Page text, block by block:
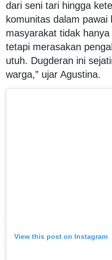
dari seni tari hingga
komunitas dalam
masyarakat tidak
tetapi merasakan
utuh. Dugderan ini
warga,” ujar Agustina.
View this post on Instagram